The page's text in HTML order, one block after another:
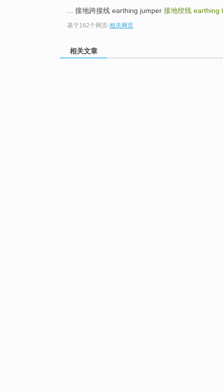
... 接地跨接线 earthing jumper 接地绞线 earthing
基于162个网页-相关网页
相关文章